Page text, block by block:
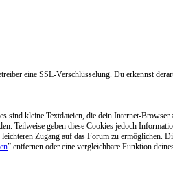
eine SSL-Verschlüsselung. Du erkennst
kleine Textdateien, die dein Internet-
Teilweise geben diese Cookies jedoch
Zugang auf das Forum zu ermöglichen.
” entfernen oder eine vergleichbare Funktion